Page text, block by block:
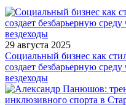
29 августа 2025
Социальный бизнес как
создает безбарьерную
вездеходы